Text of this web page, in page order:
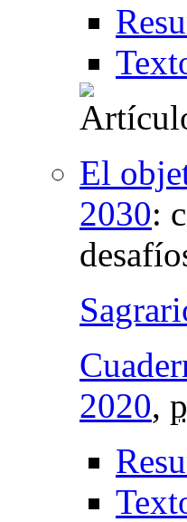
El
2030:
2020,